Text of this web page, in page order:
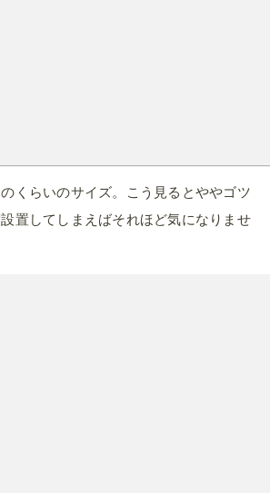
くらいのサイズ。こう見るとややゴツ
置してしまえばそれほど気になりませ